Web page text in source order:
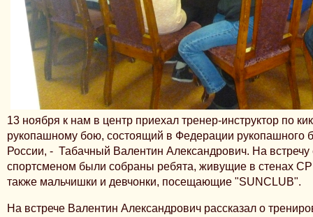
13 ноября к нам в центр приехал тренер-инструктор по
рукопашному бою, состоящий в Федерации рукопашного
России, - Табачный Валентин Александрович. На
спортсменом были собраны ребята, живущие в стенах
также мальчишки и девчонки, посещающие "SUNCLUB".
На встрече Валентин Александрович рассказал о